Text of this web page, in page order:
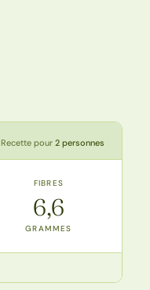
Recette pour 2 personnes
FIBRES
6,6
GRAMMES